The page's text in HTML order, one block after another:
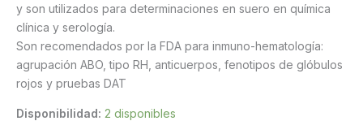
y son utilizados para determinaciones en suero en química
clínica y serología.
Son recomendados por la FDA para inmuno-hematología:
agrupación ABO, tipo RH, anticuerpos, fenotipos de glóbulos
rojos y pruebas DAT
Disponibilidad: 2 disponibles